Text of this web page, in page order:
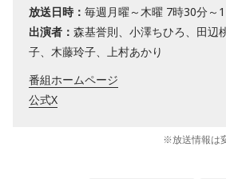
放送日時： 毎週月曜～木曜 7時30分～
出演者： 森基誉則、小澤ちひろ、田辺
子、木藤玲子、上村あかり
番組ホームページ
公式X
※放送情報は